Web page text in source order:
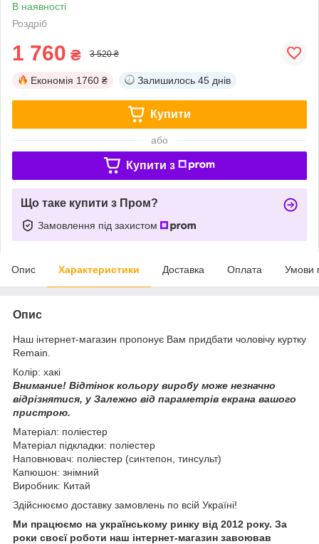
В наявності
Роздріб
1 760 ₴ 3 520 ₴
Економія 1760 ₴ Залишилось 45 днів
Купити
або
Купити з
Що таке купити з Пром?
Замовлення під захистом
Опис Характеристики Доставка Оплата Умови
Опис
Наш інтернет-магазин пропонує Вам придбати чоловічу куртку
Remain.
Колір: хакі
Внимание! Відтінок кольору виробу може незначно
відрізнятися, у Залежно від параметрів екрана вашого
пристрою.
Матеріал: поліестер
Матеріал підкладки: поліестер
Наповнювач: поліестер (синтепон, тинсульт)
Капюшон: знімний
Виробник: Китай
Здійснюємо доставку замовлень по всій Україні!
Ми працюємо на українському ринку від 2012 року. За
роки своєї роботи наш інтернет-магазин завоював